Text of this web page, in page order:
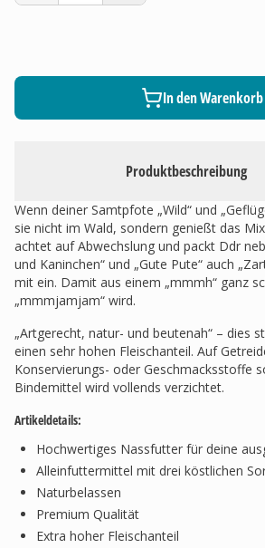
Produktbeschreibung
Wenn deiner Samtpfote „Wild“ und
sie nicht im Wald, sondern genießt das
achtet auf Abwechslung und packt Ddr
und Kaninchen“ und „Gute Pute“ auch
mit ein. Damit aus einem „mmmh“ ganz
„mmmjamjam“ wird.
„Artgerecht, natur- und beutenah“ – dies
einen sehr hohen Fleischanteil. Auf
Konservierungs- oder Geschmacksstoffe
Bindemittel wird vollends verzichtet.
Artikeldetails:
Hochwertiges Nassfutter für deine
Alleinfuttermittel mit drei köstlichen
Naturbelassen
Premium Qualität
Extra hoher Fleischanteil
In den Warenkorb